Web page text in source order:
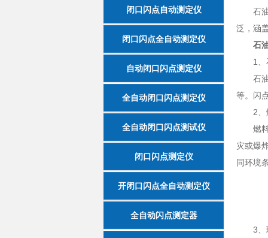
闭口闪点自动测定仪
闭口闪点全自动测定仪
自动闭口闪点测定仪
全自动闭口闪点测定仪
全自动闭口闪点测试仪
闭口闪点测定仪
开闭口闪点全自动测定仪
全自动闪点测定器
石油
泛，涵
石
1、
石油
等。闪
2、燃
燃料
灾或爆
同环境
3、